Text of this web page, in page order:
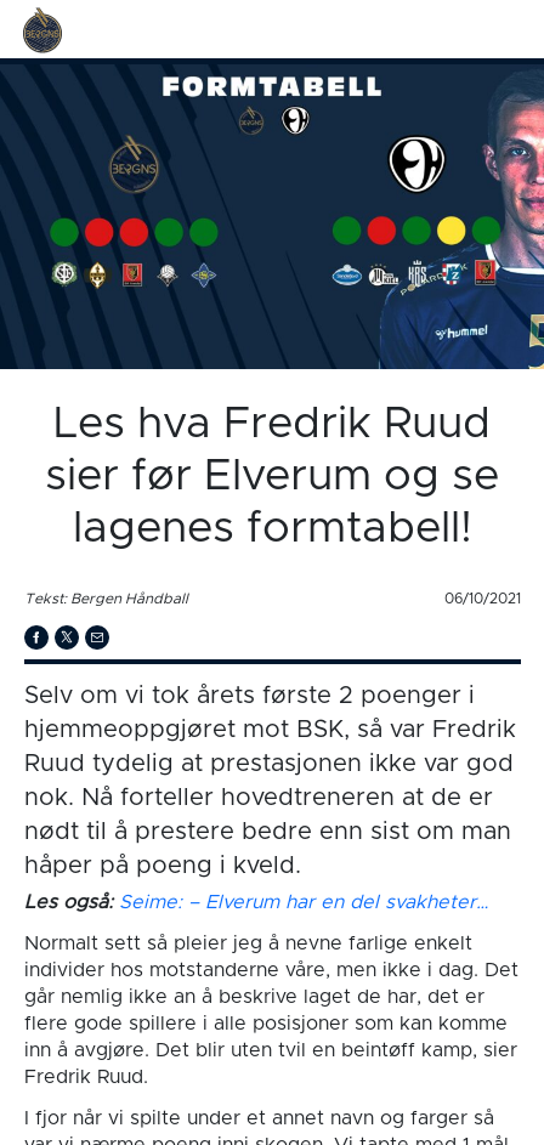
Les hva Fredrik Ruud
sier før Elverum og se
lagenes formtabell!
Tekst: Bergen Håndball 06/10/2021
Selv om vi tok årets første 2 poenger i
hjemmeoppgjøret mot BSK, så var Fredrik
Ruud tydelig at prestasjonen ikke var god
nok. Nå forteller hovedtreneren at de er
nødt til å prestere bedre enn sist om man
håper på poeng i kveld.
Les også: Seime: – Elverum har en del svakheter…
Normalt sett så pleier jeg å nevne farlige enkelt
individer hos motstanderne våre, men ikke i dag. Det
går nemlig ikke an å beskrive laget de har, det er
flere gode spillere i alle posisjoner som kan komme
inn å avgjøre. Det blir uten tvil en beintøff kamp, sier
Fredrik Ruud.
I fjor når vi spilte under et annet navn og farger så